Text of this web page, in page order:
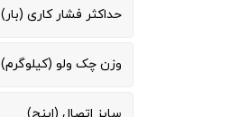
حداکثر فشار کاری (بار)
وزن چک ولو (کیلوگرم)